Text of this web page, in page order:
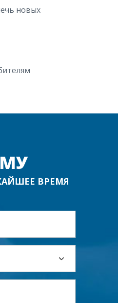
новых
ВРЕМЯ